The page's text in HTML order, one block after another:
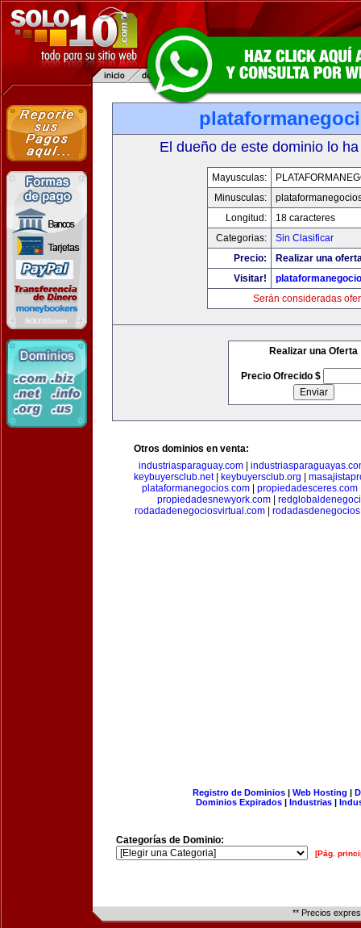
El dueño de este dominio lo
Mayusculas:
Minusculas:
Longitud:
18 caracteres
Categorias:
Sin Clasificar
Precio:
Realizar una
Visitar!
Serán consideradas
Realizar una Oferta
Precio Ofrecido $
Otros dominios en venta:
industriasparaguay.com|
keybuyersclub.net| keybuyersclub.org
plataformanegocios.com
propiedadesceres.com
propiedadesnewyork.com|
rodadadenegociosvirtual.com|
Registro de Dominios| Web Hosting |
Dominios Expirados | Industrias |
Categorías de Dominio:
[Pág.
** Precios